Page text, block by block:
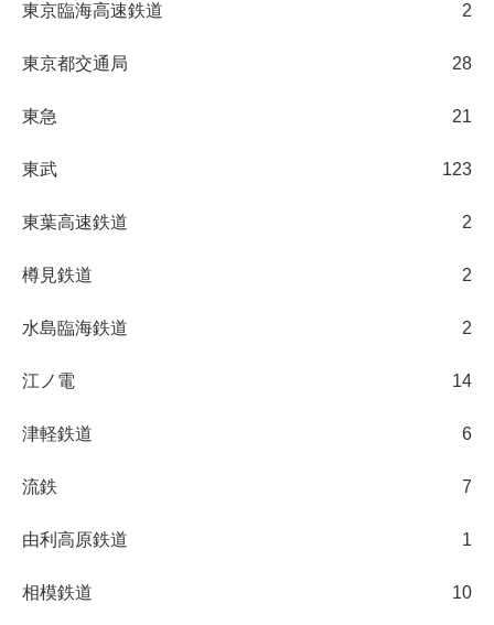
東京臨海高速鉄道 2
東京都交通局 28
東急 21
東武 123
東葉高速鉄道 2
樽見鉄道 2
水島臨海鉄道 2
江ノ電 14
津軽鉄道 6
流鉄 7
由利高原鉄道 1
相模鉄道 10